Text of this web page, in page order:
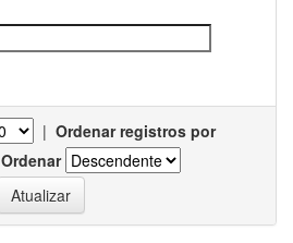
| Ordenar registros por
Ordenar